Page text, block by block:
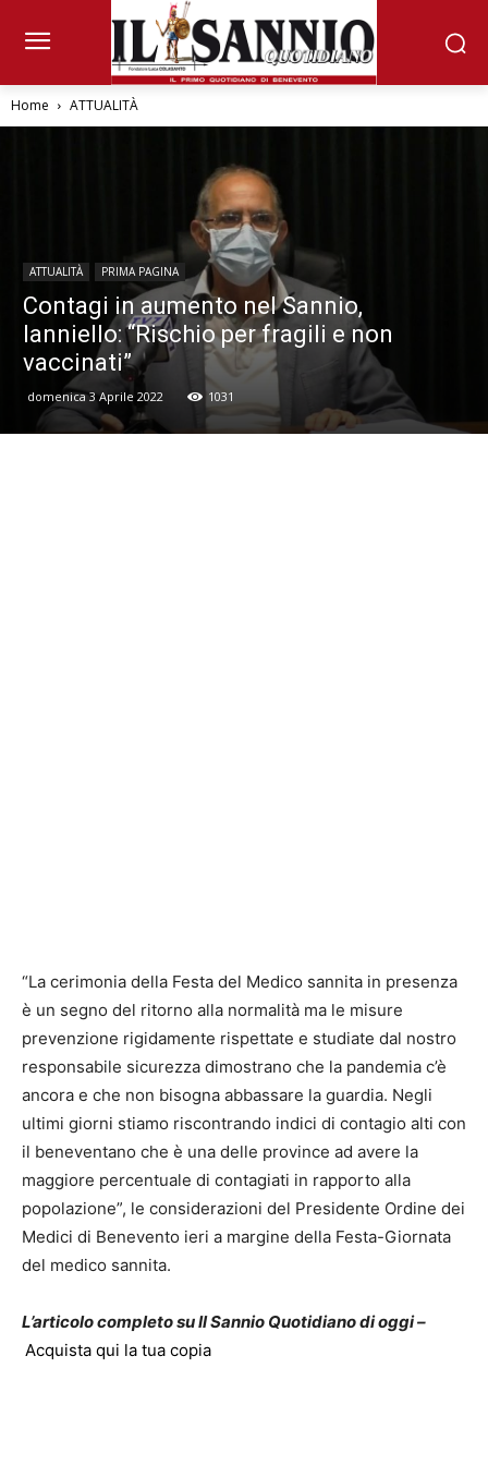
Home ATTUALITÀ
ATTUALITÀ PRIMA PAGINA
Contagi in aumento nel Sannio,
Ianniello: “Rischio per fragili e non
vaccinati”
domenica 3 Aprile 2022 1031
“La cerimonia della Festa del Medico sannita in presenza
è un segno del ritorno alla normalità ma le misure
prevenzione rigidamente rispettate e studiate dal nostro
responsabile sicurezza dimostrano che la pandemia c’è
ancora e che non bisogna abbassare la guardia. Negli
ultimi giorni stiamo riscontrando indici di contagio alti con
il beneventano che è una delle province ad avere la
maggiore percentuale di contagiati in rapporto alla
popolazione”, le considerazioni del Presidente Ordine dei
Medici di Benevento ieri a margine della Festa-Giornata
del medico sannita.
L’articolo completo su Il Sannio Quotidiano di oggi –
Acquista qui la tua copia